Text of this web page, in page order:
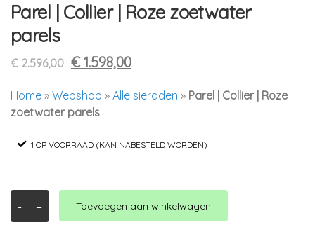
Parel | Collier | Roze zoetwater
parels
€2.596,00 Oorspronkelijke
was:
€1.598,00Huidige
is:
Home » Webshop » Alle sieraden » Parel | Collier | Roze
zoetwater parels
1 OP VOORRAAD (KAN NABESTELD WORDEN)
-
Parel
Collier
+ Toevoegen aan winkelwagen